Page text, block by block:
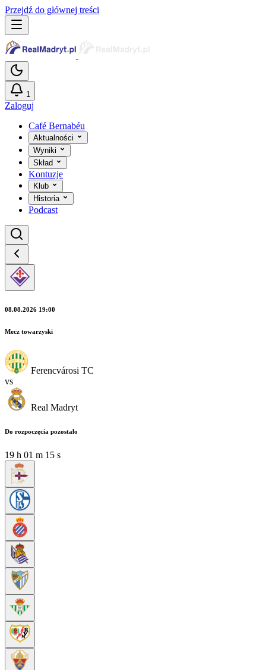
Przejdź do głównej treści
1
Zaloguj
Café Bernabéu
Aktualności
Wyniki
Skład
Kontuzje
Klub
Historia
Podcast
08.08.2026 19:00
Mecz towarzyski
Ferencvárosi TC
vs
Real Madryt
Do rozpoczęcia pozostało
19 h 01 m 14 s